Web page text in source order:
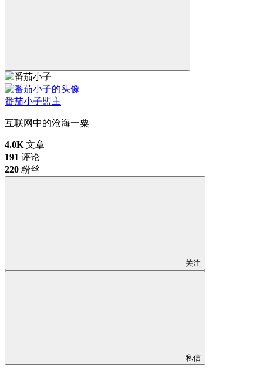
番茄小子盟主
互联网中的沧海一粟
4.0K 文章
191 评论
220 粉丝
关注
私信